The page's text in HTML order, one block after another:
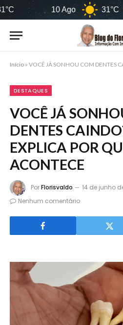
10 Ago 31°C
Início » VOCÊ JÁ SONHOU COM DENTES CAINDO? A
DESTAQUES
VOCÊ JÁ
DENTES
EXPLICA POR
ACONTECE
PorFlorisvaldo
14 de junho
Nenhum comentário